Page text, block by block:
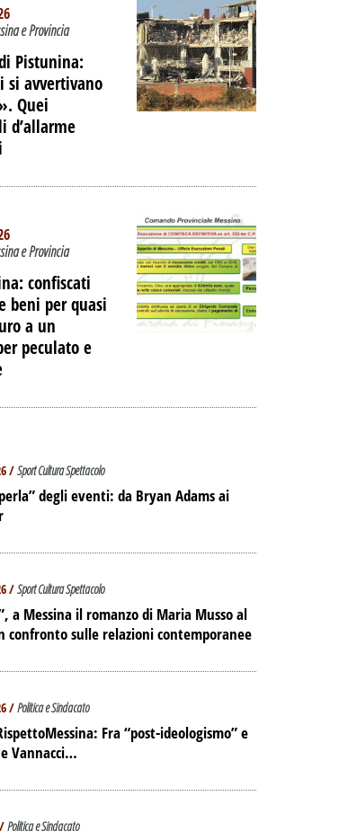
A
e Provincia
Pistunina:
si avvertivano
Quei
d’allarme
e Provincia
confiscati
beni per quasi
a un
peculato e
/Sport Cultura Spettacolo
degli eventi: da Bryan Adams ai
/Sport Cultura Spettacolo
a Messina il romanzo di Maria Musso al
confronto sulle relazioni contemporanee
/Politica e Sindacato
Fra “post-ideologismo” e
Vannacci…
Politica e Sindacato